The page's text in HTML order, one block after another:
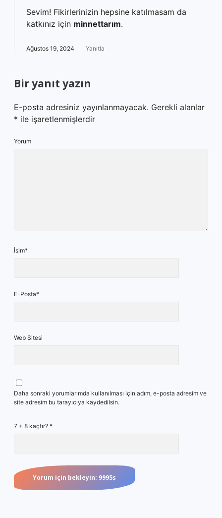
Sevim! Fikirlerinizin hepsine katılmasam da
katkınız için minnettarım.
Ağustos 19, 2024 Yanıtla
Bir yanıt yazın
E-posta adresiniz yayınlanmayacak. Gerekli alanlar
* ile işaretlenmişlerdir
Yorum
İsim*
E-Posta*
Web Sitesi
Daha sonraki yorumlarımda kullanılması için adım, e-posta adresim ve
site adresim bu tarayıcıya kaydedilsin.
7 + 8 kaçtır? *